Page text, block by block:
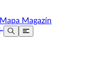
Mapa Magazín